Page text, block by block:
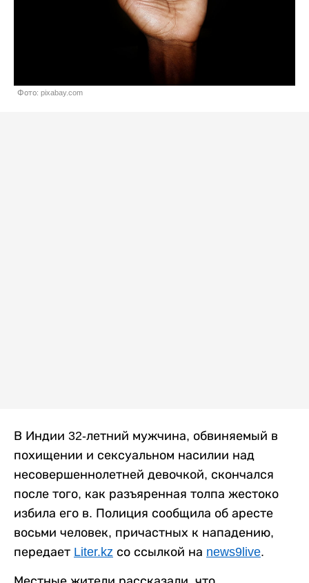
Фото: pixabay.com
В Индии 32-летний мужчина, обвиняемый в
похищении и сексуальном насилии над
несовершеннолетней девочкой, скончался
после того, как разъяренная толпа жестоко
избила его в. Полиция сообщила об аресте
восьми человек, причастных к нападению,
передает Liter.kz со ссылкой на news9live.